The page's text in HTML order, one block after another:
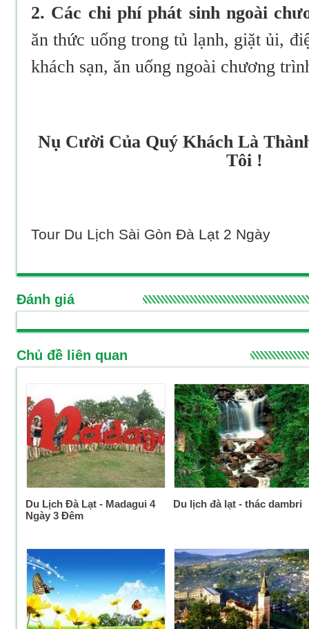
2. Các chi phí phát sinh ngoài
ăn thức uống trong tủ lạnh, giặt ủi,
khách sạn, ăn uống ngoài chương
Nụ Cười Của Quý Khách Là
Tôi !
Tour Du Lịch Sài Gòn Đà Lạt 2 Ngày
Đánh giá
Chủ đề liên quan
Du Lịch Đà Lạt - Madagui 4
Ngày 3 Đêm
Du lịch đà lạt - thác dambri